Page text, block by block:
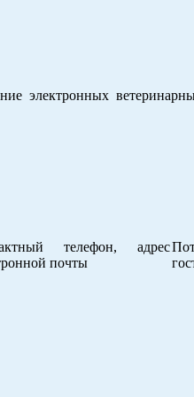
электронных
телефон, адрес
почты